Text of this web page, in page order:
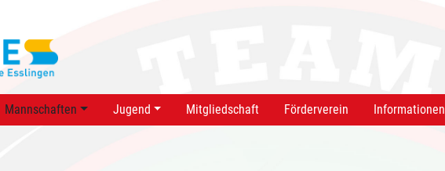
Mannschaften Jugend Mitgliedschaft Förderverein Informationen